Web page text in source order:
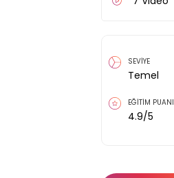
SEVİYE
Temel
EĞİTİM PUANI
4.9/5